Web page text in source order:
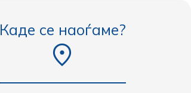
Каде се наоѓаме?